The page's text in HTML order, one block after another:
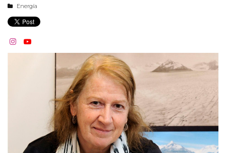
Energía
 